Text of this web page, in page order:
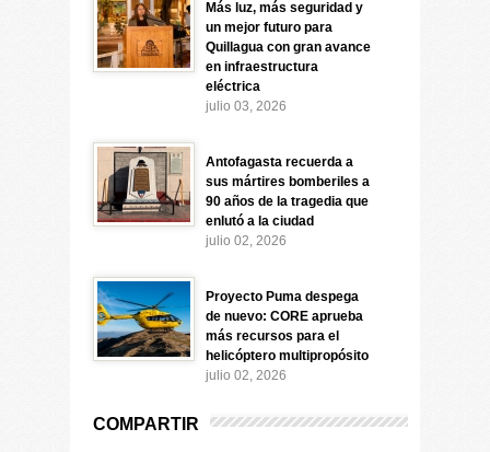
Más luz, más seguridad y
un mejor futuro para
Quillagua con gran avance
en infraestructura
eléctrica
julio 03, 2026
Antofagasta recuerda a
sus mártires bomberiles a
90 años de la tragedia que
enlutó a la ciudad
julio 02, 2026
Proyecto Puma despega
de nuevo: CORE aprueba
más recursos para el
helicóptero multipropósito
julio 02, 2026
COMPARTIR